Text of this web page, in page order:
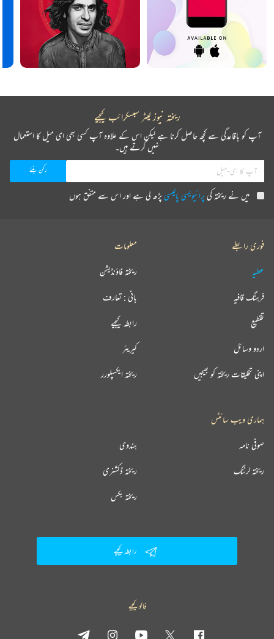
ریختہ نیوز لیٹر سبسکرائب کیجیے
آپ کو باقاعدگی سے کچھ حاصل کرنا ہے لیکن اس کے علاوہ آپ کسی بھی ای میل کا استعمال
نہیں کرتے ہیں۔
میں نے ریختہ کی پرائیویسی پالیسی پڑھ لی ہے اور اس سے متفق ہوں
فوری رابطے
عطیہ
فرہنگ قافیہ
تقطیع
اردو وسائل
اپنی تخلیقات ریختہ کو بھیجیں
معلومات
ریختہ فاؤنڈیشن
بانی : تعارف
رابطہ کیجیے
کیریئر
ریختہ ایکسپلورر
ہماری ویب سائٹس
ہندوی صوفی نامہ
ریختہ ڈکشنری ریختہ لرننگ
ریختہ بکس
رابطہ کیجیے
فالو کیجیے